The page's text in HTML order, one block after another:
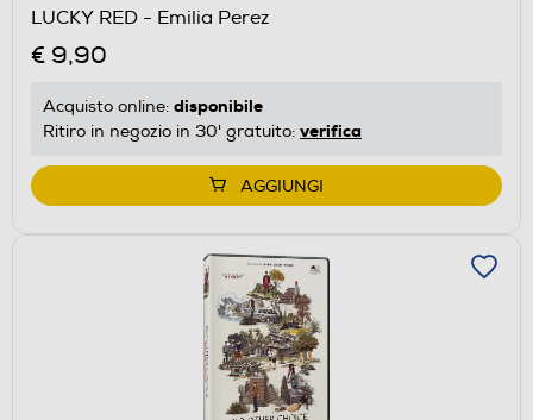
LUCKY RED - Emilia Perez
€ 9,90
Acquisto online: disponibile
Ritiro in negozio in 30' gratuito: verifica
AGGIUNGI